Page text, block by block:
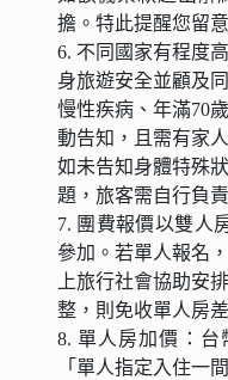
擔。特此提醒您留
6. 不同國家有程度
身旅遊安全並顧及
慢性疾病、年滿70
動告知，且需有家
如未告知身體特殊
題，旅客需自行負責
7. 團費報價以雙人
參加。若單人報名
上旅行社會協助安
整，則免收單人房
8. 單人房加價：台
「單人指定入住一